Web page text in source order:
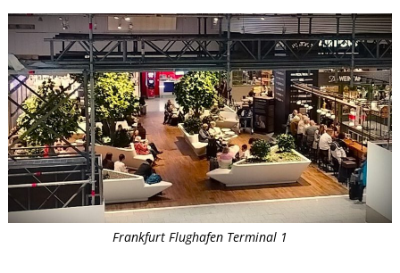
Frankfurt Flughafen Terminal 1